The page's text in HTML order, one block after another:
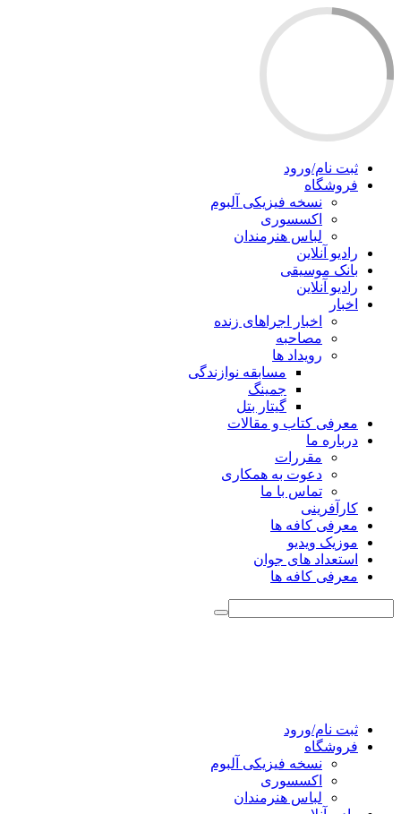
ثبت نام/ورود
فروشگاه
نسخه فیزیکی آلبوم
اکسسوری
لباس هنرمندان
رادیو آنلاین
بانک موسیقی
رادیو آنلاین
اخبار
اخبار اجراهای زنده
مصاحبه
رویداد ها
مسابقه نوازندگی
جمینگ
گیتار بتل
معرفی کتاب و مقالات
درباره ما
مقررات
دعوت به همکاری
تماس با ما
کارآفرینی
معرفی کافه ها
موزیک ویدیو
استعداد های جوان
معرفی کافه ها
ثبت نام/ورود
فروشگاه
نسخه فیزیکی آلبوم
اکسسوری
لباس هنرمندان